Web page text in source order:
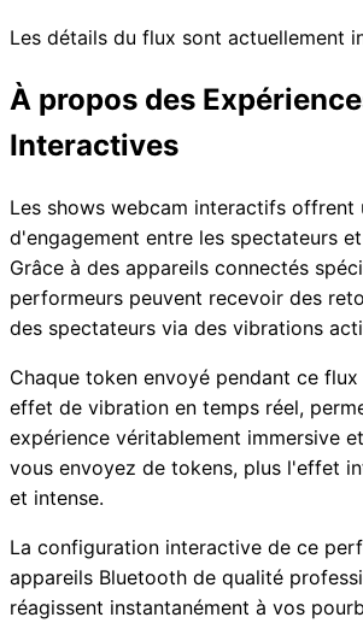
Les détails du flux sont actuellement
À propos des
Interactives
Les shows webcam interactifs offrent
d'engagement entre les spectateurs
Grâce à des appareils connectés
performeurs peuvent recevoir des
des spectateurs via des vibrations
Chaque token envoyé pendant ce
effet de vibration en temps réel,
expérience véritablement immersive
vous envoyez de tokens, plus l'effet
et intense.
La configuration interactive de ce
appareils Bluetooth de qualité
réagissent instantanément à vos